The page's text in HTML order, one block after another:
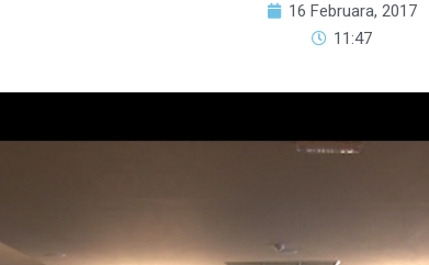
16 Februara, 2017
11:47